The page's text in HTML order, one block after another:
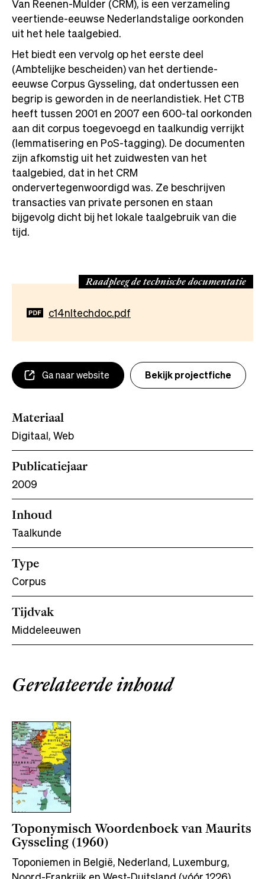
Van Reenen-Mulder (CRM), is een verzameling
veertiende-eeuwse Nederlandstalige oorkonden
uit het hele taalgebied.
Het biedt een vervolg op het eerste deel
(Ambtelijke bescheiden) van het dertiende-
eeuwse Corpus Gysseling, dat ondertussen een
begrip is geworden in de neerlandistiek. Het CTB
heeft tussen 2001 en 2007 een 600-tal oorkonden
aan dit corpus toegevoegd en taalkundig verrijkt
(lemmatisering en PoS-tagging). De documenten
zijn afkomstig uit het zuidwesten van het
taalgebied, dat in het CRM
ondervertegenwoordigd was. Ze beschrijven
transacties van private personen en staan
bijgevolg dicht bij het lokale taalgebruik van die
tijd.
Raadpleeg de technische documentatie
Document
c14nltechdoc.pdf
Ga naar website Bekijk projectfiche
Materiaal
Digitaal, Web
Publicatiejaar
2009
Inhoud
Taalkunde
Type
Corpus
Tijdvak
Middeleeuwen
Gerelateerde inhoud
Toponymisch Woordenboek van Maurits
Gysseling (1960)
Toponiemen in België, Nederland, Luxemburg,